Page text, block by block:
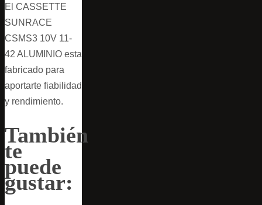
El CASSETTE
SUNRACE
CSMS3 10V 11-
42 ALUMINIO esta
fabricado para
aportarte fiabilidad
y rendimiento.
También
te
puede
gustar: